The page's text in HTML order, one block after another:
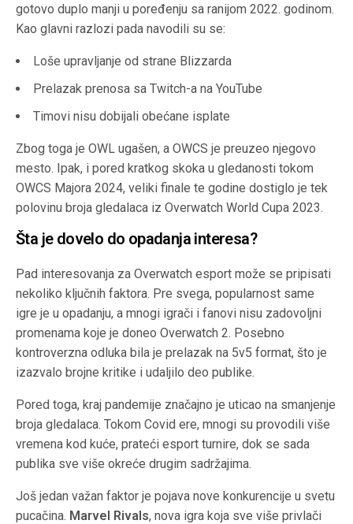
gotovo duplo manji u poređenju sa ranijom 2022. godinom.
Kao glavni razlozi pada navodili su se:
Loše upravljanje od strane Blizzarda
Prelazak prenosa sa Twitch-a na YouTube
Timovi nisu dobijali obećane isplate
Zbog toga je OWL ugašen, a OWCS je preuzeo njegovo
mesto. Ipak, i pored kratkog skoka u gledanosti tokom
OWCS Majora 2024, veliki finale te godine dostiglo je tek
polovinu broja gledalaca iz Overwatch World Cupa 2023.
Šta je dovelo do opadanja interesa?
Pad interesovanja za Overwatch esport može se pripisati
nekoliko ključnih faktora. Pre svega, popularnost same
igre je u opadanju, a mnogi igrači i fanovi nisu zadovoljni
promenama koje je doneo Overwatch 2. Posebno
kontroverzna odluka bila je prelazak na 5v5 format, što je
izazvalo brojne kritike i udaljilo deo publike.
Pored toga, kraj pandemije značajno je uticao na smanjenje
broja gledalaca. Tokom Covid ere, mnogi su provodili više
vremena kod kuće, prateći esport turnire, dok se sada
publika sve više okreće drugim sadržajima.
Još jedan važan faktor je pojava nove konkurencije u svetu
pucačina. Marvel Rivals, nova igra koja sve više privlači